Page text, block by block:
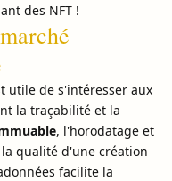
des NFT !
utile de s'intéresser aux
la traçabilité et la
, l'horodatage et
qualité d'une création
facilite la